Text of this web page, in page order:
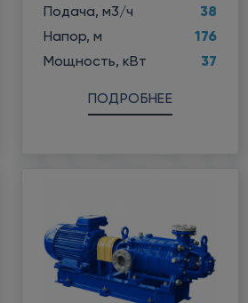
Подача, м3/ч
38
Напор, м
176
Мощность, кВт
37
ПОДРОБНЕЕ